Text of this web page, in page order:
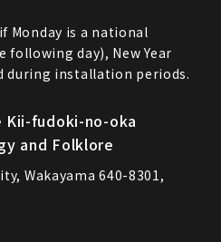
Monday is a national
following day), New Year
during installation periods.
Kii-fudoki-no-oka
and Folklore
Wakayama 640-8301,